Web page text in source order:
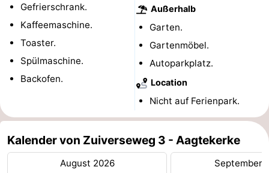
Route
-
Parken
Reisebuchshop
Zeeland
Gefrierschrank.
Kaffeemaschine.
Toaster.
Spülmaschine.
Backofen.
Außerhalb
Garten.
Gartenmöbel.
Autoparkplatz.
Location
Nicht auf Ferienpark.
Kalender von Zuiverseweg 3 - Aagtekerke
August 2026 September